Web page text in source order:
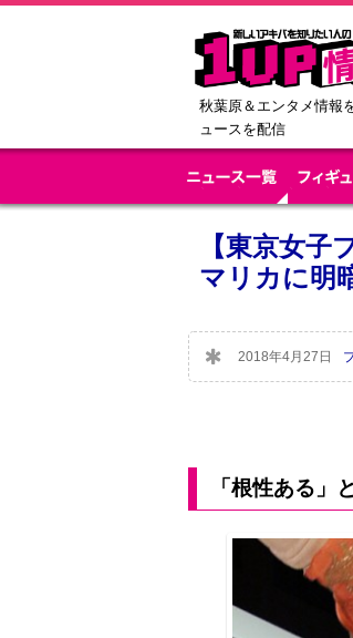
秋葉原＆エンタメ情報
ュースを配信
【東京女
マリカに明
2018年4月27日
「根性ある」